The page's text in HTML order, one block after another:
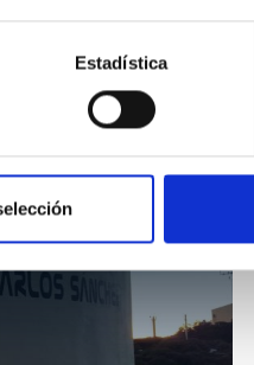
Estadística